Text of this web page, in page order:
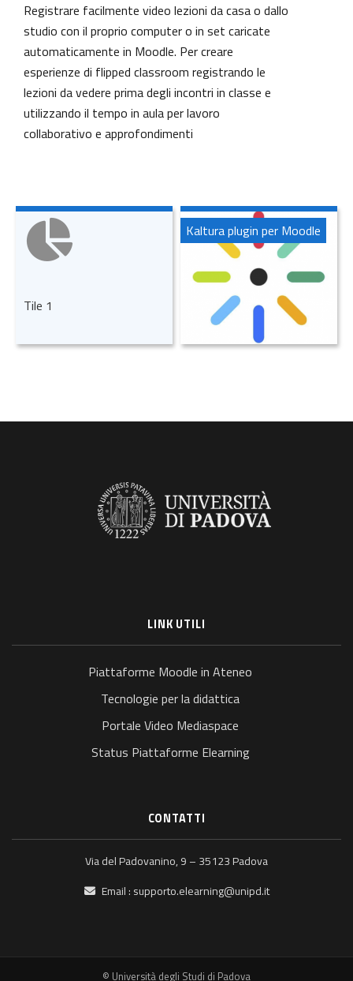
Registrare facilmente video lezioni da casa o dallo
studio con il proprio computer o in set caricate
automaticamente in Moodle. Per creare
esperienze di flipped classroom registrando le
lezioni da vedere prima degli incontri in classe e
utilizzando il tempo in aula per lavoro
collaborativo e approfondimenti
Tile 1
Kaltura plugin per Moodle
LINK UTILI
Piattaforme Moodle in Ateneo
Tecnologie per la didattica
Portale Video Mediaspace
Status Piattaforme Elearning
CONTATTI
Via del Padovanino, 9 – 35123 Padova
Email : supporto.elearning@unipd.it
© Università degli Studi di Padova